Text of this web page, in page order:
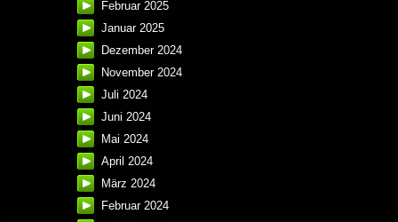
Februar 2025
Januar 2025
Dezember 2024
November 2024
Juli 2024
Juni 2024
Mai 2024
April 2024
März 2024
Februar 2024